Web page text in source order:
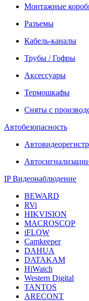
Монтажные
Разъемы
Кабель-каналы
Трубы / Гофры
Аксессуары
Термошкафы
Сняты с
Автобезопасность
IP Видеонаблюдение
BEWARD
RVi
HIKVISION
MACROSCOP
iFLOW
Camkeeper
DAHUA
DATAKAM
HiWatch
Western Digital
TANTOS
ARECONT